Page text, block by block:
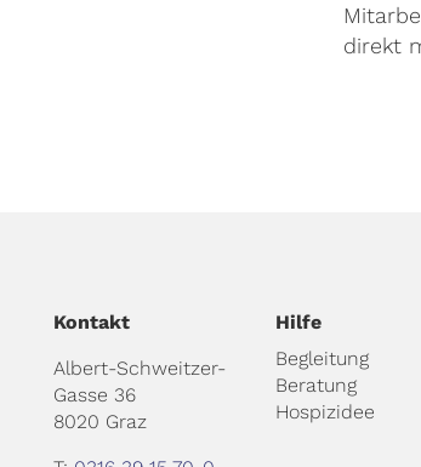
direkt
Kontakt
Albert-Schweitzer-
Gasse 36
8020 Graz
Hilfe
Begleitung
Beratung
Hospizidee